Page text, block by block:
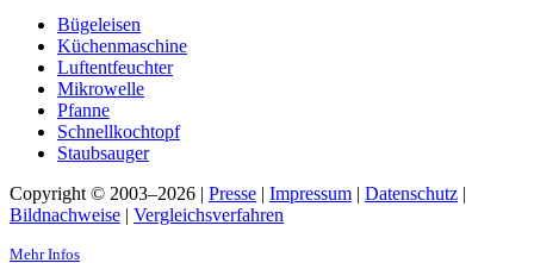
Bügeleisen
Küchenmaschine
Luftentfeuchter
Mikrowelle
Pfanne
Schnellkochtopf
Staubsauger
Copyright © 2003–2026 | Presse | Impressum | Datenschutz |
Bildnachweise | Vergleichsverfahren
Mehr Infos